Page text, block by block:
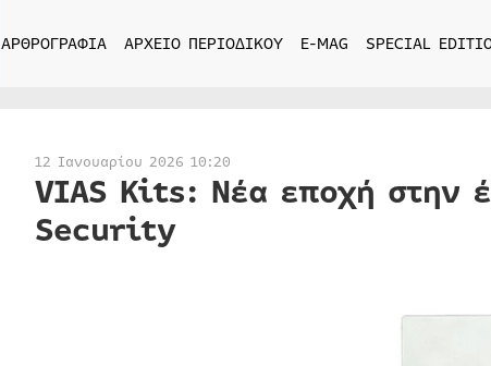
ΑΡΘΡΟΓΡΑΦΙΑ ΑΡΧΕΙΟ ΠΕΡΙΟΔΙΚΟΥ E-MAG SPECIAL
12 Ιανουαρίου 2026 10:20
VIAS Kits: Νέα εποχή στην
Security